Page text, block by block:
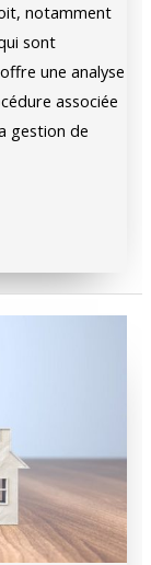
notamment
sont
une analyse
associée
gestion de